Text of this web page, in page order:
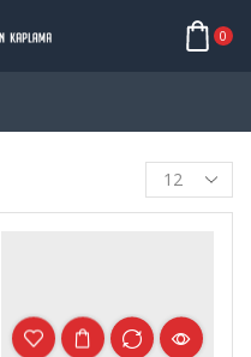
0
Products
per
page